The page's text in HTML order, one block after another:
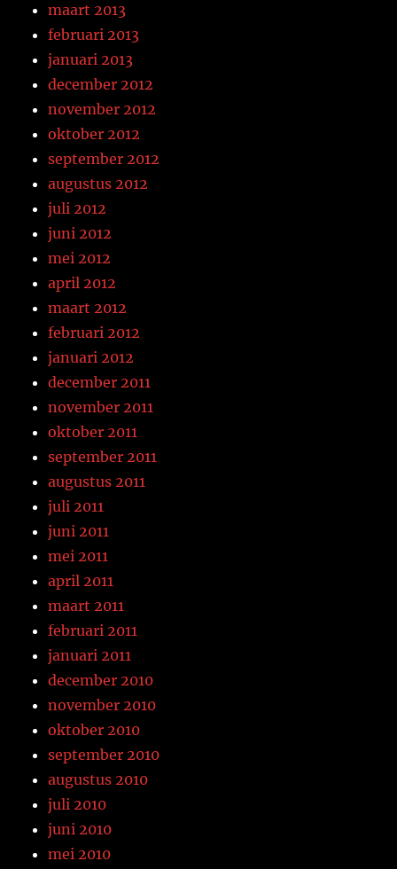
maart 2013
februari 2013
januari 2013
december 2012
november 2012
oktober 2012
september 2012
augustus 2012
juli 2012
juni 2012
mei 2012
april 2012
maart 2012
februari 2012
januari 2012
december 2011
november 2011
oktober 2011
september 2011
augustus 2011
juli 2011
juni 2011
mei 2011
april 2011
maart 2011
februari 2011
januari 2011
december 2010
november 2010
oktober 2010
september 2010
augustus 2010
juli 2010
juni 2010
mei 2010